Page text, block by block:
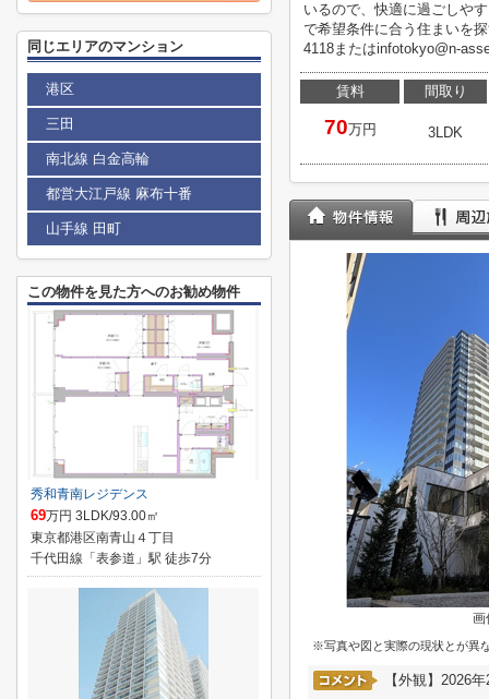
いるので、快適に過ごしや
で希望条件に合う住まいを
4118またはinfotokyo@n-
賃料
70万円
間取り
3LDK
画
※写真や図と実際の現状とが異
【外観】2026
同じエリアのマンション
港区
三田
南北線 白金高輪
都営大江戸線 麻布十番
山手線 田町
この物件を見た方へのお勧め物件
秀和青南レジデンス
69万円 3LDK/93.00㎡
東京都港区南青山４丁目
千代田線「表参道」駅 徒歩7分